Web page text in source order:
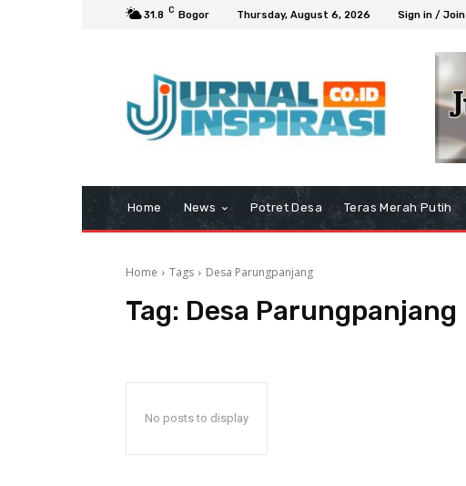
31.8 C Bogor Thursday, August 6, 2026 Sign in / Join
Home News Potret Desa Teras Merah Putih
Home Tags Desa Parungpanjang
Tag: Desa Parungpanjang
No posts to display